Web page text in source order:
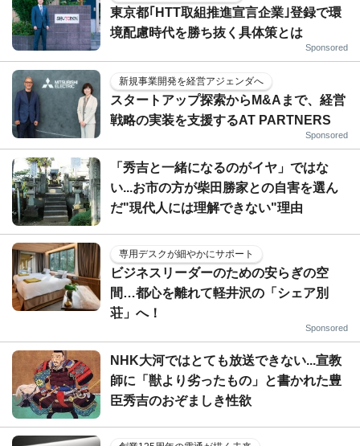
東京都｢HTT取組推進宣言企業｣登録で環
境配慮時代を勝ち抜く具体策とは
Sponsored
新規事業開発を経営アジェンダへ
スタートアップ探索からM&Aまで、経営
戦略の実装を支援するAT PARTNERS
Sponsored
「秀吉と一緒になるのがイヤ」ではな
い...お市の方が柴田勝家との自害を選ん
だ"現代人には理解できない"理由
専用デスクが細やかにサポート
ビジネスリーダーのための安らぎの空
間…都心を離れて軽井沢の「シェア別
荘」へ！
Sponsored
NHK大河ではとても放送できない...宣教
師に「獣より劣ったもの」と書かれた豊
臣秀吉のおぞましき性欲